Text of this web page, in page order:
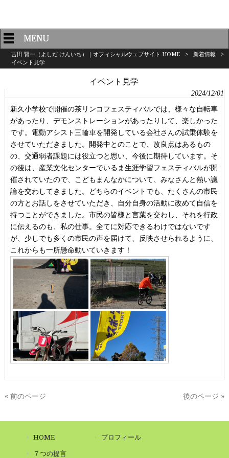
MENU
吉田 賢一（よしだ けんいち）｜オフィシャルウェブサイト HOME > 新着情報
>
イベント見学
イベント見学
2024/12/01
新久小学校で開催の茶リンコフェスティバルでは、様々な自転車
があったり、デモンストレーションがあったりして、楽しかった
です。電動アシスト三輪車を開発している会社さんの試乗体験を
させていただきました。開発中とのことで、改良点はあるもの
の、交通弱者課題には役立つと思い、今後に期待しています。そ
の後は、産業文化センターでいるま生涯学習フェスティバルが開
催されていたので、こどもまんなかについて、みなさんと熱い議
論を交わしてきました。どちらのイベントでも、たくさんの市民
の方とお話しをさせていただき、自分自身の活動に改めて自信を
持つことができました。市民の皆様と言葉を交わし、それを行政
に伝えるのも、私の仕事。全てに対応できるわけではないです
が、少しでも多くの市民の声を届けて、反映させられるように、
これからも一所懸命動いていきます！
« 前のページ 後のページ »
HOME プロフィール
７つの提言